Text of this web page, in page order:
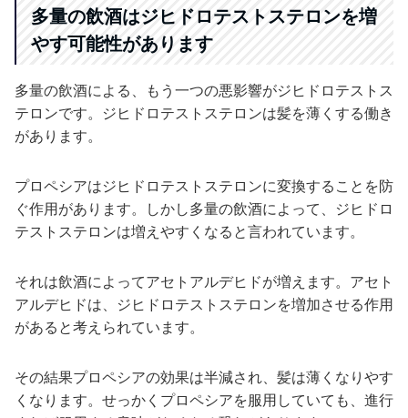
多量の飲酒はジヒドロテストステロンを増
やす可能性があります
多量の飲酒による、もう一つの悪影響がジヒドロテストス
テロンです。ジヒドロテストステロンは髪を薄くする働き
があります。
プロペシアはジヒドロテストステロンに変換することを防
ぐ作用があります。しかし多量の飲酒によって、ジヒドロ
テストステロンは増えやすくなると言われています。
それは飲酒によってアセトアルデヒドが増えます。アセト
アルデヒドは、ジヒドロテストステロンを増加させる作用
があると考えられています。
その結果プロペシアの効果は半減され、髪は薄くなりやす
くなります。せっかくプロペシアを服用していても、進行